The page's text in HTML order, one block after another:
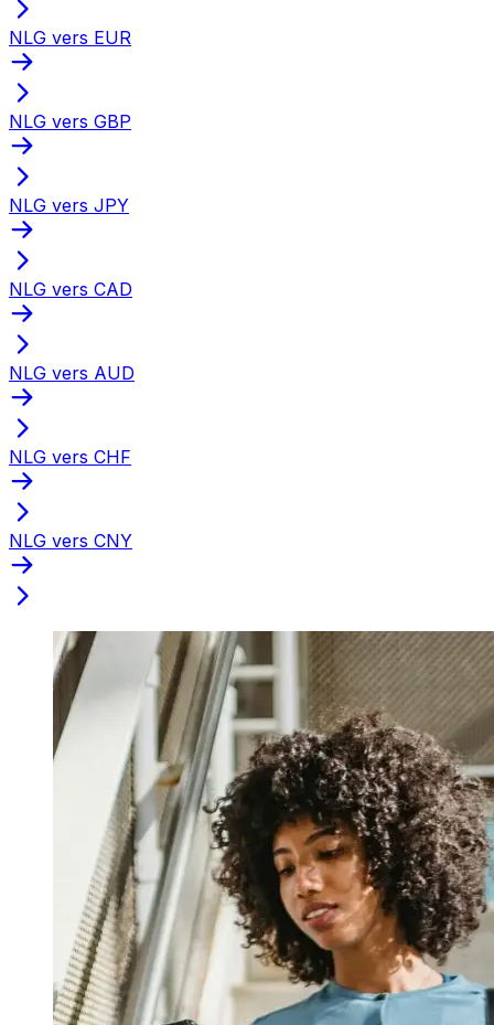
NLG vers EUR
NLG vers GBP
NLG vers JPY
NLG vers CAD
NLG vers AUD
NLG vers CHF
NLG vers CNY